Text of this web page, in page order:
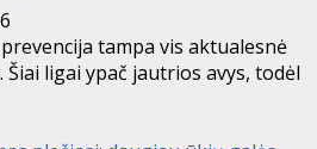
tampa vis aktualesnė
ligai ypač jautrios avys, todėl